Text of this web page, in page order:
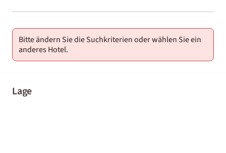
01-02
Bitte ändern Sie die Suchkriterien oder wählen Sie ein
anderes Hotel.
Lage